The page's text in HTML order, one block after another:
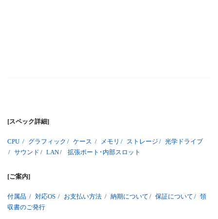
[スペック詳細]
CPU / グラフィック / ケース / メモリ / ストレージ / 光学ドライブ
/ サウンド / LAN/ 拡張ポート･内部スロット
[ご案内]
付属品 / 対応OS / お支払い方法 / 納期について / 保証について / 領
収書のご発行